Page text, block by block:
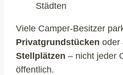
Städten
Viele Camper-Besitzer
Privatgrundstücken oder
Stellplätzen – nicht jeder
öffentlich.